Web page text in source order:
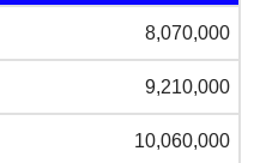
8,070,000
9,210,000
10,060,000